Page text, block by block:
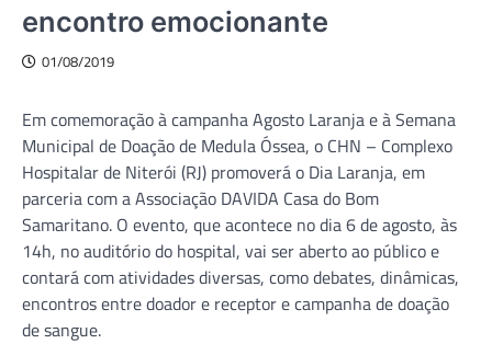
encontro emocionante
01/08/2019
Em comemoração à campanha Agosto Laranja e à Semana
Municipal de Doação de Medula Óssea, o CHN – Complexo
Hospitalar de Niterói (RJ) promoverá o Dia Laranja, em
parceria com a Associação DAVIDA Casa do Bom
Samaritano. O evento, que acontece no dia 6 de agosto, às
14h, no auditório do hospital, vai ser aberto ao público e
contará com atividades diversas, como debates, dinâmicas,
encontros entre doador e receptor e campanha de doação
de sangue.